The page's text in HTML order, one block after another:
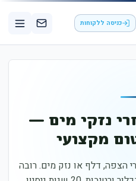
כניסה ללקוחות
נזקי מים —
מקצועי
הצפה, דלף או נזק מים. רובה